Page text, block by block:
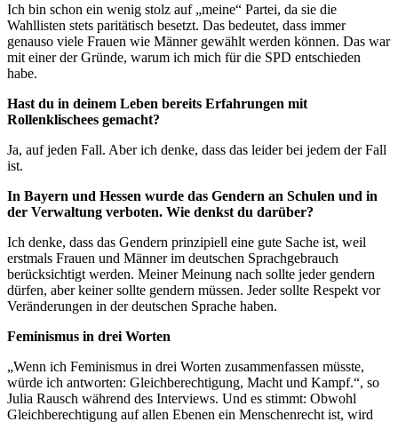
Ich bin schon ein wenig stolz auf „meine“ Partei, da sie die
Wahllisten stets paritätisch besetzt. Das bedeutet, dass immer
genauso viele Frauen wie Männer gewählt werden können. Das war
mit einer der Gründe, warum ich mich für die SPD entschieden
habe.
Hast du in deinem Leben bereits Erfahrungen mit
Rollenklischees gemacht?
Ja, auf jeden Fall. Aber ich denke, dass das leider bei jedem der Fall
ist.
In Bayern und Hessen wurde das Gendern an Schulen und in
der Verwaltung verboten. Wie denkst du darüber?
Ich denke, dass das Gendern prinzipiell eine gute Sache ist, weil
erstmals Frauen und Männer im deutschen Sprachgebrauch
berücksichtigt werden. Meiner Meinung nach sollte jeder gendern
dürfen, aber keiner sollte gendern müssen. Jeder sollte Respekt vor
Veränderungen in der deutschen Sprache haben.
Feminismus in drei Worten
„Wenn ich Feminismus in drei Worten zusammenfassen müsste,
würde ich antworten: Gleichberechtigung, Macht und Kampf.“, so
Julia Rausch während des Interviews. Und es stimmt: Obwohl
Gleichberechtigung auf allen Ebenen ein Menschenrecht ist, wird